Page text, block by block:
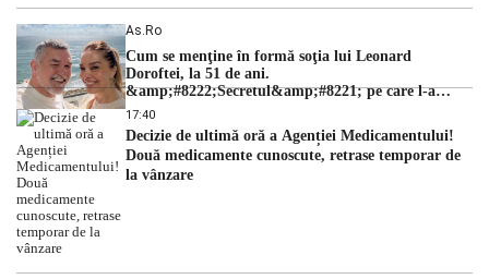
As.ro
Cum se menţine în formă soţia lui Leonard
Doroftei, la 51 de ani.
&amp;#8222;Secretul&amp;#8221; pe care l-a
dezvăluit
17:40
Decizie de ultimă oră a Agenției Medicamentului!
Două medicamente cunoscute, retrase temporar de
la vânzare